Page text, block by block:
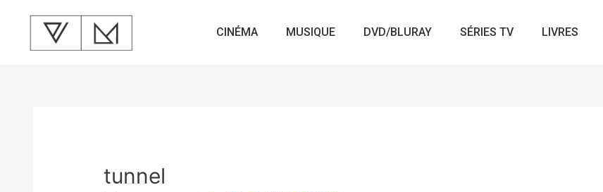
CINÉMA MUSIQUE DVD/BLURAY SÉRIES TV LIVRES
tunnel